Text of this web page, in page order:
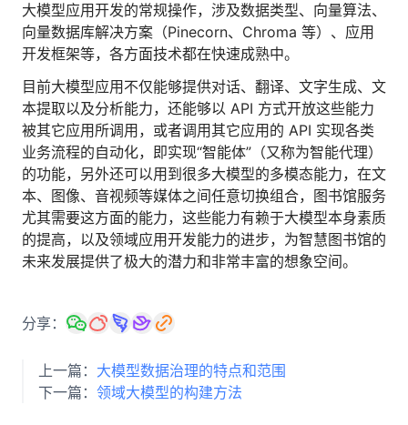
大模型应用开发的常规操作，涉及数据类型、向量算法、
向量数据库解决方案（Pinecorn、Chroma 等）、应用
开发框架等，各方面技术都在快速成熟中。
目前大模型应用不仅能够提供对话、翻译、文字生成、文
本提取以及分析能力，还能够以 API 方式开放这些能力
被其它应用所调用，或者调用其它应用的 API 实现各类
业务流程的自动化，即实现“智能体”（又称为智能代理）
的功能，另外还可以用到很多大模型的多模态能力，在文
本、图像、音视频等媒体之间任意切换组合，图书馆服务
尤其需要这方面的能力，这些能力有赖于大模型本身素质
的提高，以及领域应用开发能力的进步，为智慧图书馆的
未来发展提供了极大的潜力和非常丰富的想象空间。
分享：
上一篇： 大模型数据治理的特点和范围
下一篇： 领域大模型的构建方法